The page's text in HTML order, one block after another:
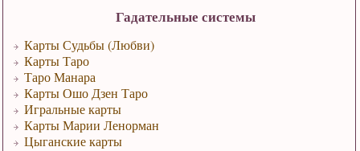
Гадательные системы
Карты Судьбы (Любви)
Карты Таро
Таро Манара
Карты Ошо Дзен Таро
Игральные карты
Карты Марии Ленорман
Цыганские карты